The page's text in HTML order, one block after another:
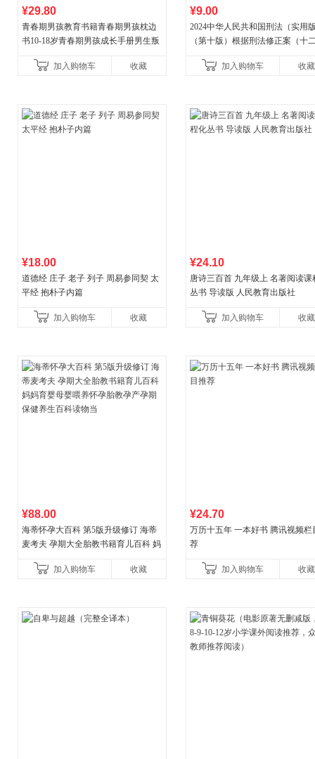
¥29.80
青春期男孩教育书籍青春期男孩枕边
书10-18岁青春期男孩成长手册男生叛
育书
加入购物车 收藏
¥9.00
2024中华人民共和国刑法（实用
（第十版）根据刑法修正案（十
加入购物车
收藏
¥18.00
道德经 庄子 老子 列子 周易参同契 太
平经 抱朴子内篇
加入购物车 收藏
¥24.10
唐诗三百首 九年级上 名著阅读课
丛书 导读版 人民教育出版社
加入购物车 收藏
¥88.00
海蒂怀孕大百科 第5版升级修订 海蒂
麦考夫 孕期大全胎教书籍育儿百科 妈
健养生百科读物当
加入购物车 收藏
¥24.70
万历十五年 一本好书 腾讯视频栏
荐
加入购物车 收藏